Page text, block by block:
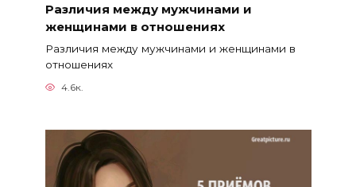
Различия между мужчинами и
женщинами в отношениях
Различия между мужчинами и женщинами в
отношениях
4.6к.